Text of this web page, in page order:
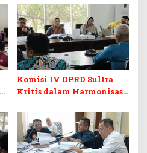
Komisi IV DPRD Sultra
Kritis dalam Harmonisasi
Perubahan APBD 2026